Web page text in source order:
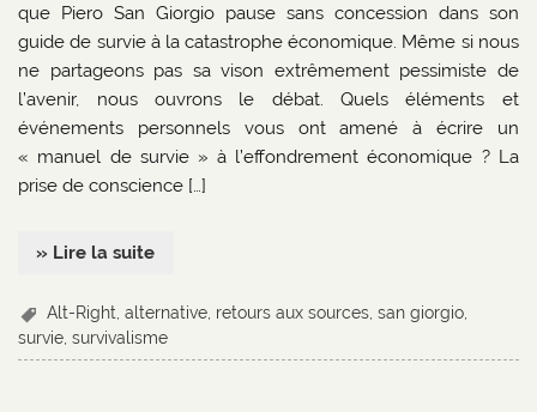
que Piero San Giorgio pause sans concession dans son
guide de survie à la catastrophe économique. Même si nous
ne partageons pas sa vison extrêmement pessimiste de
l’avenir, nous ouvrons le débat. Quels éléments et
événements personnels vous ont amené à écrire un
« manuel de survie » à l’effondrement économique ? La
prise de conscience […]
» Lire la suite
Alt-Right ,alternative retours aux sources ,san giorgio
survie ,survivalisme